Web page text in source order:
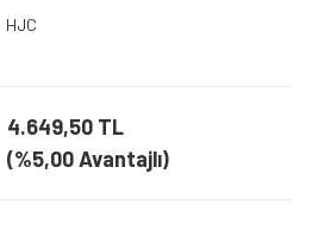
HJC
4.649,50 TL
(%5,00 Avantajlı)